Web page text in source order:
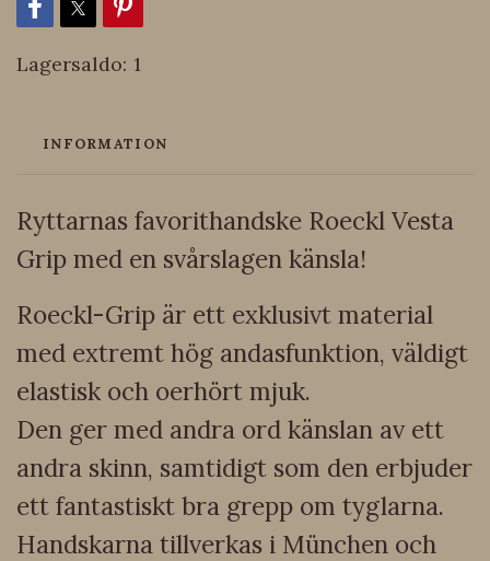
Lagersaldo: 1
INFORMATION
Ryttarnas favorithandske Roeckl Vesta
Grip med en svårslagen känsla!
Roeckl-Grip är ett exklusivt material
med extremt hög andasfunktion, väldigt
elastisk och oerhört mjuk.
Den ger med andra ord känslan av ett
andra skinn, samtidigt som den erbjuder
ett fantastiskt bra grepp om tyglarna.
Handskarna tillverkas i München och